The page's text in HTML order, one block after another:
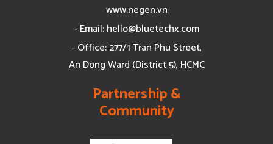
www.negen.vn
- Email:hello@bluetechx.com
- Office: 277/1 Tran Phu Street,
An Dong Ward (District 5), HCMC
Partnership &
Community